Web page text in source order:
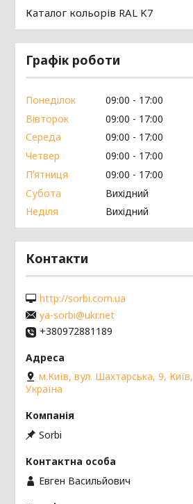
Каталог кольорів RAL K7
Графік роботи
Понеділок 09:00
17:00
Вівторок
09:00
17:00
Середа
09:00
17:00
Четвер
09:00
17:00
Пʼятниця
09:00
17:00
Субота
Вихідний
Неділя
Вихідний
Контакти
http://sorbi.com.ua
ya-sorbi@ukr.net
+380972881189
м.Київ, вул. Шахтарська, 9, Київ,
Україна
Sorbi
Евген Васильйович